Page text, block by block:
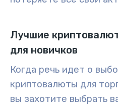
Лучшие
для новичков
Когда речь идет о
криптовалюты для
вы захотите выбрать